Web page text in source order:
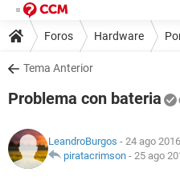
Foros Hardware
Tema Anterior
Problema con bateria
LeandroBurgos - 24 ago
piratacrimson - 25 ago